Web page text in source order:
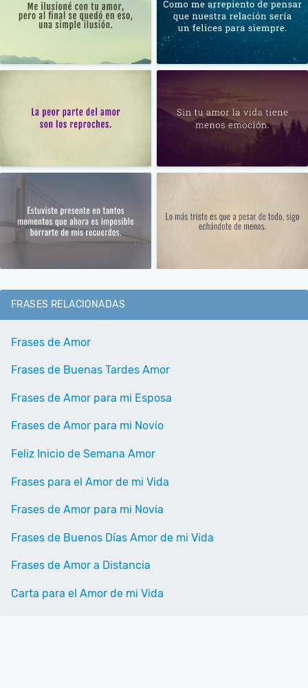
FRASES RELACIONADAS
Frases de Amor
Frases de Buenas Tardes Amor
Frases de Amor para mi Esposa
Frases de Amor para mi Novio
Feliz Inicio de Semana Amor
Frases para el Amor de mi Vida
Frases de Amor para mi Novia
Frases de Buenos Días Amor de mi Vida
Frases de Amor a Distancia
Carta para el Amor de mi Vida